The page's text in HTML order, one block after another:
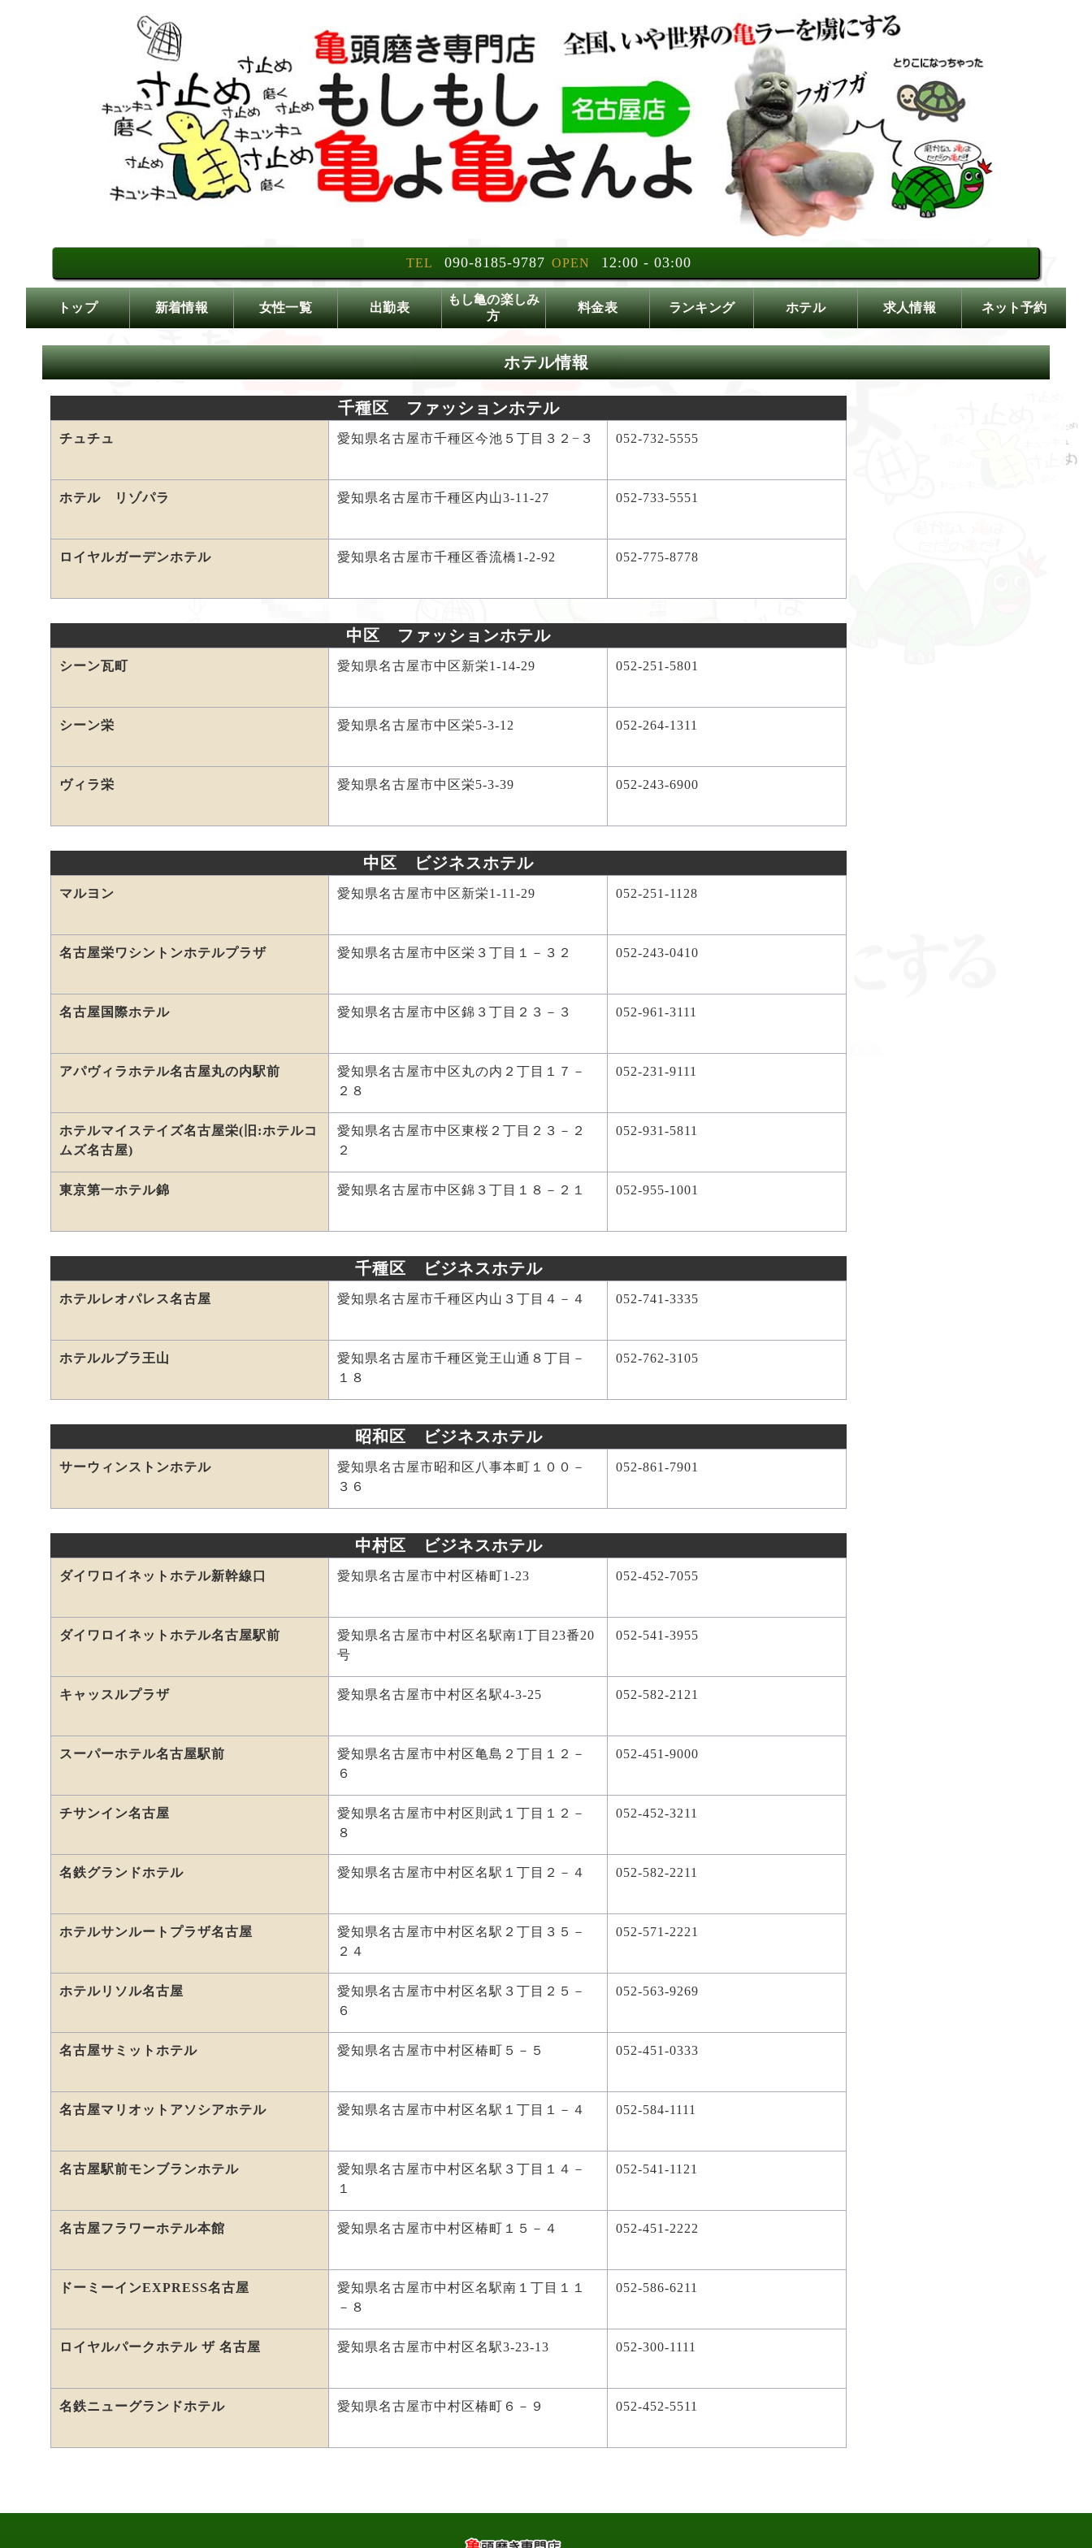
ホテルリスト | 亀頭責め・フェチ手コキ専門｜M性感の快楽で情けなく果てる【もしも
TEL 090-8185-9787 OPEN 12:00 - 03:00
トップ 新着情報 女性一覧 出勤表
もし亀の楽しみ
方
料金表 ランキング ホテル 求人情報 ネット予約
ホテル情報
千種区 ファッションホテル
チュチュ 愛知県名古屋市千種区今池５丁目３２−３ 052-732-5555
ホテル リゾパラ 愛知県名古屋市千種区内山3-11-27 052-733-5551
ロイヤルガーデンホテル 愛知県名古屋市千種区香流橋1-2-92 052-775-8778
中区 ファッションホテル
シーン瓦町 愛知県名古屋市中区新栄1-14-29 052-251-5801
シーン栄 愛知県名古屋市中区栄5-3-12 052-264-1311
ヴィラ栄 愛知県名古屋市中区栄5-3-39 052-243-6900
中区 ビジネスホテル
マルヨン 愛知県名古屋市中区新栄1-11-29 052-251-1128
名古屋栄ワシントンホテルプラザ 愛知県名古屋市中区栄３丁目１－３２ 052-243-0410
名古屋国際ホテル 愛知県名古屋市中区錦３丁目２３－３ 052-961-3111
アパヴィラホテル名古屋丸の内駅前
愛知県名古屋市中区丸の内２丁目１７－
２８
052-231-9111
ホテルマイステイズ名古屋栄(旧:ホテルコ
ムズ名古屋)
愛知県名古屋市中区東桜２丁目２３－２
２
052-931-5811
東京第一ホテル錦 愛知県名古屋市中区錦３丁目１８－２１ 052-955-1001
千種区 ビジネスホテル
ホテルレオパレス名古屋 愛知県名古屋市千種区内山３丁目４－４ 052-741-3335
ホテルルブラ王山
愛知県名古屋市千種区覚王山通８丁目－
１８
052-762-3105
昭和区 ビジネスホテル
サーウィンストンホテル
愛知県名古屋市昭和区八事本町１００－
３６
052-861-7901
中村区 ビジネスホテル
ダイワロイネットホテル新幹線口 愛知県名古屋市中村区椿町1-23 052-452-7055
ダイワロイネットホテル名古屋駅前
愛知県名古屋市中村区名駅南1丁目23番20
号
052-541-3955
キャッスルプラザ 愛知県名古屋市中村区名駅4-3-25 052-582-2121
スーパーホテル名古屋駅前
愛知県名古屋市中村区亀島２丁目１２－
６
052-451-9000
チサンイン名古屋
愛知県名古屋市中村区則武１丁目１２－
８
052-452-3211
名鉄グランドホテル 愛知県名古屋市中村区名駅１丁目２－４ 052-582-2211
ホテルサンルートプラザ名古屋
愛知県名古屋市中村区名駅２丁目３５－
２４
052-571-2221
ホテルリソル名古屋
愛知県名古屋市中村区名駅３丁目２５－
６
052-563-9269
名古屋サミットホテル 愛知県名古屋市中村区椿町５－５ 052-451-0333
名古屋マリオットアソシアホテル 愛知県名古屋市中村区名駅１丁目１－４ 052-584-1111
名古屋駅前モンブランホテル
愛知県名古屋市中村区名駅３丁目１４－
１
052-541-1121
名古屋フラワーホテル本館 愛知県名古屋市中村区椿町１５－４ 052-451-2222
ドーミーインEXPRESS名古屋
愛知県名古屋市中村区名駅南１丁目１１
－８
052-586-6211
ロイヤルパークホテル ザ 名古屋 愛知県名古屋市中村区名駅3-23-13 052-300-1111
名鉄ニューグランドホテル 愛知県名古屋市中村区椿町６－９ 052-452-5511